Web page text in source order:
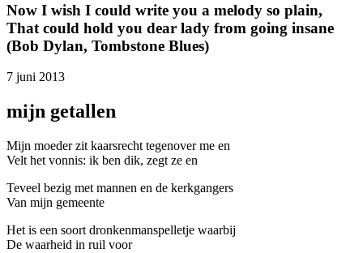
Now I wish I could write you a melody so plain,
That could hold you dear lady from going insane
(Bob Dylan, Tombstone Blues)
7 juni 2013
mijn getallen
Mijn moeder zit kaarsrecht tegenover me en
Velt het vonnis: ik ben dik, zegt ze en
Teveel bezig met mannen en de kerkgangers
Van mijn gemeente
Het is een soort dronkenmanspelletje waarbij
De waarheid in ruil voor